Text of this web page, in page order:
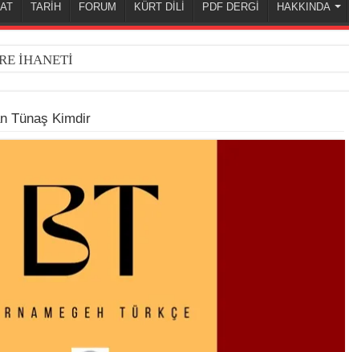
TARİH FORUM KÜRT DİLİ PDF DERGİ HAKKINDA
İHANETİ
Tünaş Kimdir